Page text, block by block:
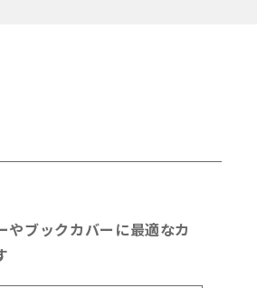
やブックカバーに最適なカ